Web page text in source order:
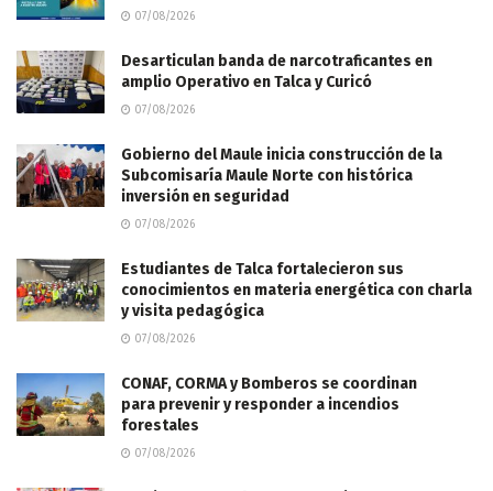
07/08/2026
Desarticulan banda de narcotraficantes en
amplio Operativo en Talca y Curicó
07/08/2026
Gobierno del Maule inicia construcción de la
Subcomisaría Maule Norte con histórica
inversión en seguridad
07/08/2026
Estudiantes de Talca fortalecieron sus
conocimientos en materia energética con charla
y visita pedagógica
07/08/2026
CONAF, CORMA y Bomberos se coordinan
para prevenir y responder a incendios
forestales
07/08/2026